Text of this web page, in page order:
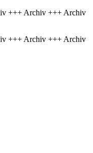
+++ Archiv +++ Archiv
+++ Archiv +++ Archiv